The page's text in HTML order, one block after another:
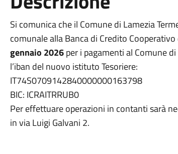
Si comunica che il Comune di Lamezia
comunale alla Banca di Credito
gennaio 2026per i pagamenti al Comune
l’iban del nuovo istituto Tesoriere:
IT74S0709142840000000163798
BIC: ICRAITRRUB0
Per effettuare operazioni in contanti sarà
in via Luigi Galvani 2.